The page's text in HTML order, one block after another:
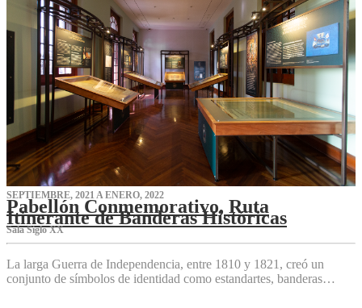
SEPTIEMBRE, 2021 A ENERO, 2022
Pabellón Conmemorativo, Ruta
Itinerante de Banderas Históricas
Sala Siglo XX
La larga Guerra de Independencia, entre 1810 y 1821, creó un
conjunto de símbolos de identidad como estandartes, banderas…